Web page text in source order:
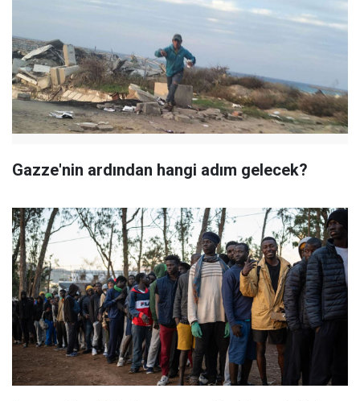
Gazze'nin ardından hangi adım gelecek?